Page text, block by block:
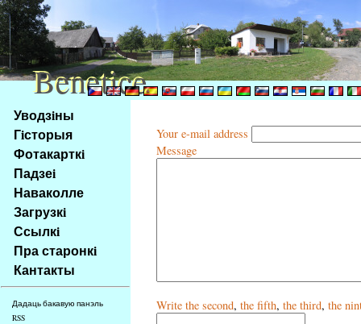
Na
obsah
stránky
Klávesové
zkratky
tomto
webu
základní
Hlavní
strana
Уводзiны
Гiсторыя
Фотакарткi
Падзеi
Наваколле
Загрузкi
Ссылкi
Пра старонкi
Кантакты
Дадаць бакавую панэль
RSS
Your e-mail address
Message
Write the second, the fifth, the third, the
Benetice
Benetice